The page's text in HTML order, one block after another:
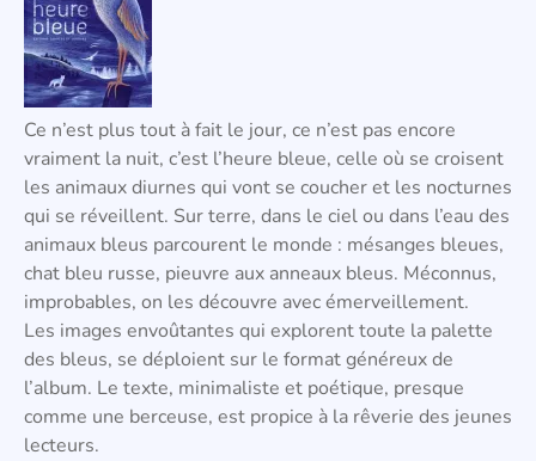
Ce n’est plus tout à fait le jour, ce n’est pas encore
vraiment la nuit, c’est l’heure bleue, celle où se croisent
les animaux diurnes qui vont se coucher et les nocturnes
qui se réveillent. Sur terre, dans le ciel ou dans l’eau des
animaux bleus parcourent le monde : mésanges bleues,
chat bleu russe, pieuvre aux anneaux bleus. Méconnus,
improbables, on les découvre avec émerveillement.
Les images envoûtantes qui explorent toute la palette
des bleus, se déploient sur le format généreux de
l’album. Le texte, minimaliste et poétique, presque
comme une berceuse, est propice à la rêverie des jeunes
lecteurs.